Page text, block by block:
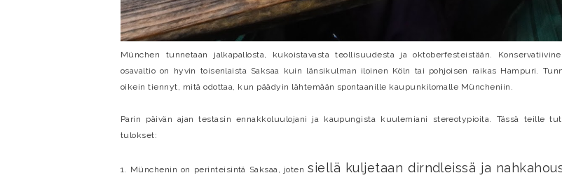
München tunnetaan jalkapallosta, kukoistavasta teollisuudesta ja oktoberfesteistään.
osavaltio on hyvin toisenlaista Saksaa kuin länsikulman iloinen Köln tai pohjoisen raikas Hampuri.
oikein tiennyt, mitä odottaa, kun päädyin lähtemään spontaanille kaupunkilomalle Müncheniin.
Parin päivän ajan testasin ennakkoluulojani ja kaupungista kuulemiani stereotypioita. Tässä teille
tulokset:
1. Münchenin on perinteisintä Saksaa, jotensiellä kuljetaan dirndleissä ja